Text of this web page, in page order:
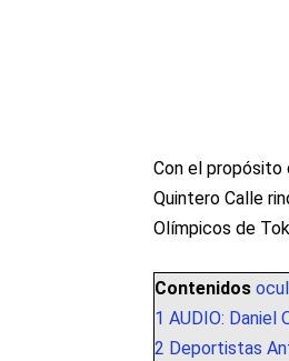
Con el propósito
Quintero Calle
Olímpicos de
Contenidos
1 AUDIO: Daniel
2 Deportistas